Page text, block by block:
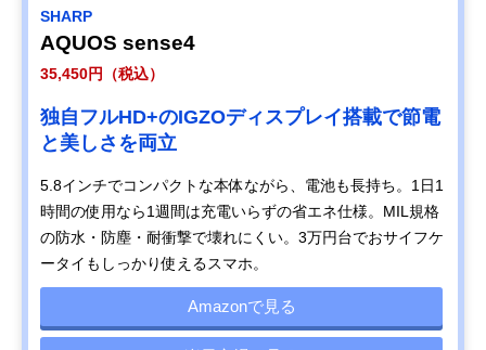
SHARP
AQUOS sense4
35,450円（税込）
独自フルHD+のIGZOディスプレイ搭載で節電
と美しさを両立
5.8インチでコンパクトな本体ながら、電池も長持ち。1日1
時間の使用なら1週間は充電いらずの省エネ仕様。MIL規格
の防水・防塵・耐衝撃で壊れにくい。3万円台でおサイフケ
ータイもしっかり使えるスマホ。
Amazonで見る